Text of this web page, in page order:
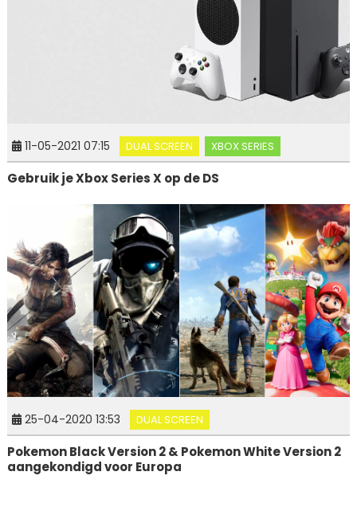
11-05-2021 07:15 DUAL SCREEN XBOX SERIES
Gebruik je Xbox Series X op de DS
25-04-2020 13:53 DUAL SCREEN
Pokemon Black Version 2 & Pokemon White Version 2
aangekondigd voor Europa